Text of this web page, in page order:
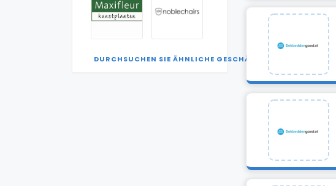
DURCHSUCHEN SIE ÄHNLICHE GESCHÄFTE